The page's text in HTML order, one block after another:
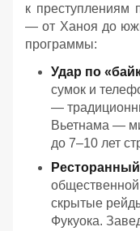
к преступлениям
— от Ханоя до
программы:
Удар по
сумок и
—
Вьетнама —
до 7–10 лет
общественной
скрытые
Фукуока.